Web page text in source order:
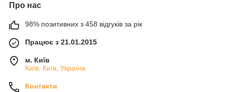
Про нас
98% позитивних з 458 відгуків за рік
Працює з 21.01.2015
м. Київ
Київ, Київ, Україна
Контакти